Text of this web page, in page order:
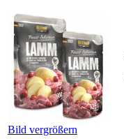
Bild vergrößern